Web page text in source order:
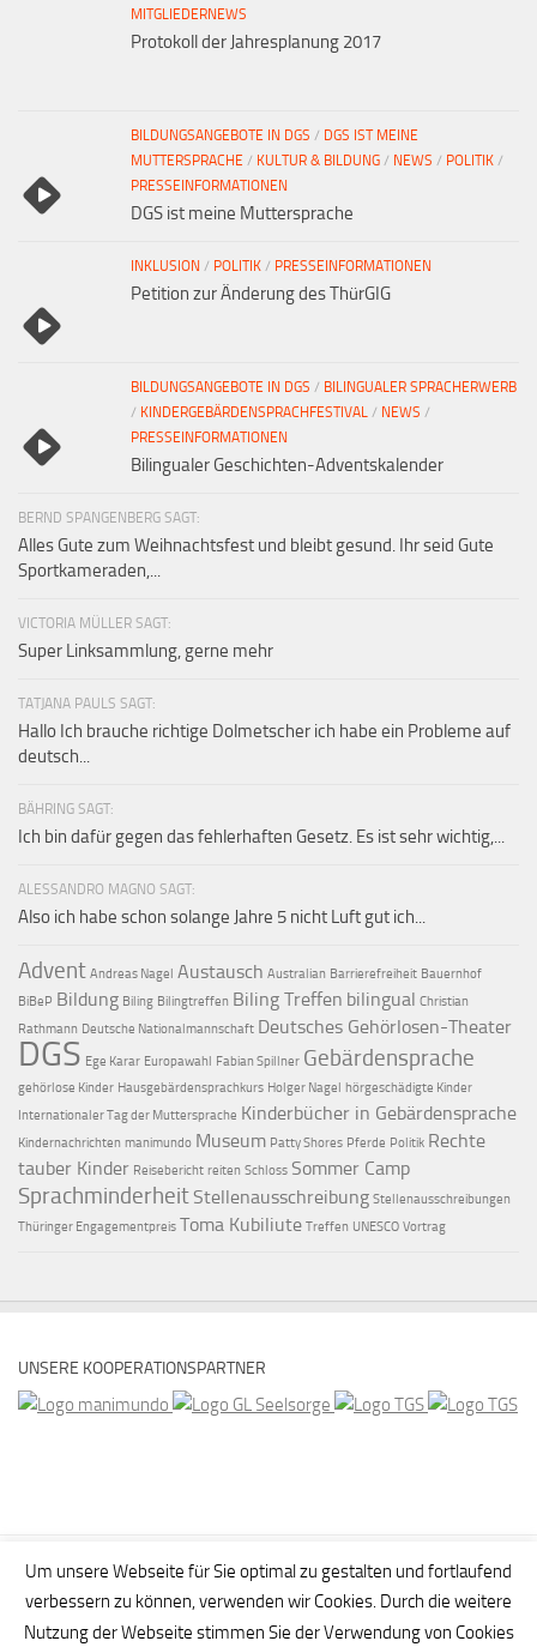
MITGLIEDERNEWS
Protokoll der Jahresplanung 2017
BILDUNGSANGEBOTE IN DGS / DGS IST MEINE
MUTTERSPRACHE / KULTUR & BILDUNG / NEWS / POLITIK /
PRESSEINFORMATIONEN
DGS ist meine Muttersprache
INKLUSION / POLITIK / PRESSEINFORMATIONEN
Petition zur Änderung des ThürGIG
BILDUNGSANGEBOTE IN DGS / BILINGUALER SPRACHERWERB
/ KINDERGEBÄRDENSPRACHFESTIVAL / NEWS /
PRESSEINFORMATIONEN
Bilingualer Geschichten-Adventskalender
BERND SPANGENBERG SAGT:
Alles Gute zum Weihnachtsfest und bleibt gesund. Ihr seid Gute
Sportkameraden,...
VICTORIA MÜLLER SAGT:
Super Linksammlung, gerne mehr
TATJANA PAULS SAGT:
Hallo Ich brauche richtige Dolmetscher ich habe ein Probleme auf
deutsch...
BÄHRING SAGT:
Ich bin dafür gegen das fehlerhaften Gesetz. Es ist sehr wichtig,...
ALESSANDRO MAGNO SAGT:
Also ich habe schon solange Jahre 5 nicht Luft gut ich...
Advent Andreas Nagel Austausch Australian Barrierefreiheit Bauernhof
BiBeP Bildung Biling Bilingtreffen Biling Treffen bilingual Christian
Rathmann Deutsche Nationalmannschaft Deutsches Gehörlosen-Theater
DGS Ege Karar Europawahl Fabian Spillner Gebärdensprache
gehörlose Kinder Hausgebärdensprachkurs Holger Nagel
hörgeschädigte Kinder
Internationaler Tag der Muttersprache Kinderbücher in Gebärdensprache
Kindernachrichten manimundo Museum Patty Shores Pferde Politik Rechte
tauber Kinder Reisebericht reiten Schloss Sommer Camp
Sprachminderheit Stellenausschreibung Stellenausschreibungen
Thüringer Engagementpreis Toma Kubiliute Treffen UNESCO Vortrag
UNSERE KOOPERATIONSPARTNER
Um unsere Webseite für Sie optimal zu gestalten und fortlaufend
verbessern zu können, verwenden wir Cookies. Durch die weitere
Nutzung der Webseite stimmen Sie der Verwendung von Cookies